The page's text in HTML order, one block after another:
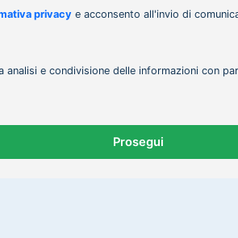
privacy e acconsento all'invio di
analisi e condivisione delle informazioni con